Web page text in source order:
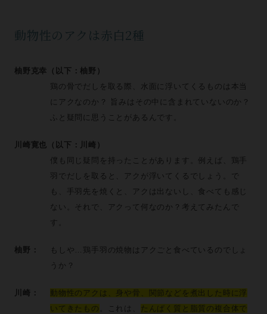
動物性のアクは赤白2種
柚野克幸（以下：柚野）
鶏の骨でだしを取る際、水面に浮いてくるものは本当
にアクなのか？ 旨みはその中に含まれていないのか？
ふと疑問に思うことがあるんです。
川崎寛也（以下：川崎）
僕も同じ疑問を持ったことがあります。例えば、鶏手
羽でだしを取ると、アクが浮いてくるでしょう。で
も、手羽先を焼くと、アクは出ないし、食べても感じ
ない。それで、アクって何なのか？考えてみたんで
す。
柚野：
もしや…鶏手羽の焼物はアクごと食べているのでしょ
うか？
川崎：
動物性のアクは、身や骨、関節などを煮出した時に浮
いてきたもの
。これは、 たんぱく質と脂質の複合体で